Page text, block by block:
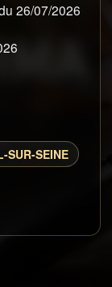
26/07/2026
SUR-SEINE